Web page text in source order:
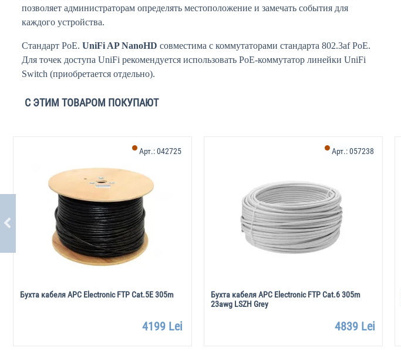
позволяет администраторам определять местоположение и замечать события для
каждого устройства.
Стандарт PoE. UniFi AP NanoHD совместима с коммутаторами стандарта 802.3af PoE.
Для точек доступа UniFi рекомендуется использовать PoE-коммутатор линейки UniFi
Switch (приобретается отдельно).
С ЭТИМ ТОВАРОМ ПОКУПАЮТ
Бухта кабеля APC Electronic FTP Cat.5E 305m
Арт.:042725
4199 Lei
Бухта кабеля APC Electronic FTP Cat.6 305m
23awg LSZH Grey
Арт.:057238
4839 Lei